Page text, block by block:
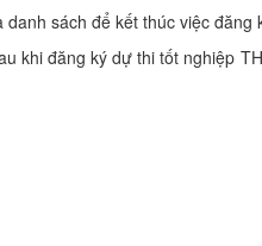
sách để kết thúc việc đăng
khi đăng ký dự thi tốt nghiệp